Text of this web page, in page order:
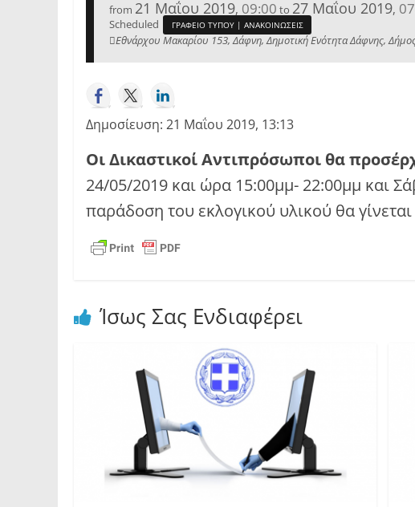
from 21 Μαΐου 2019, 09:00 to 27 Μαΐου 2019,
Scheduled ΓΡΑΦΕΙΟ ΤΥΠΟΥ | ΑΝΑΚΟΙΝΩΣΕΙΣ
Εθνάρχου Μακαρίου 153, Δάφνη, Δημοτική Ενότητα Δάφνης,
Δημοσίευση: 21 Μαΐου 2019, 13:13
Οι Δικαστικοί Αντιπρόσωποι θα
24/05/2019 και ώρα 15:00μμ- 22:00μμ και
παράδοση του εκλογικού υλικού θα
Ίσως Σας Ενδιαφέρει